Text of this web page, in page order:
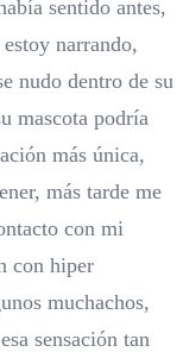
sentido antes,
narrando,
nudo dentro de su
mascota podría
más única,
más tarde me
con mi
con hiper
muchachos,
sensación tan